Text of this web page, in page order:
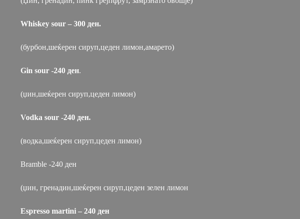
Whiskey sour – 300 ден.
(бурбон,шеќерен сируп,цеден лимон,амарето)
Gin sour -240 ден.
(џин,шеќерен сируп,цеден лимон)
Vodka sour -240 ден.
(водка,шеќерен сируп,цеден лимон)
Bramble -240 ден
(џин, гренадин,шеќерен сируп,цеден зелен лимон
Espresso martini – 240 ден